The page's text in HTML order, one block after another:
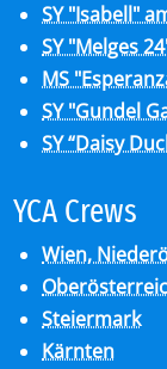
SY "Isabell"
SY "Melges
MS
SY "Gundel
SY “Daisy
YCA Crews
Wien,
Steiermark
Kärnten